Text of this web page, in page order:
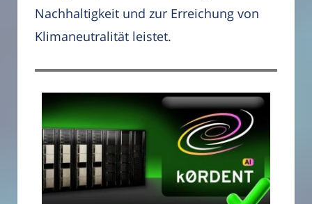
Nachhaltigkeit und zur Erreichung von
Klimaneutralität leistet.